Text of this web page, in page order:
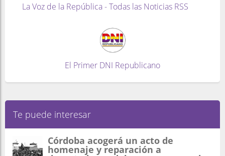
La Voz de la República - Todas las Noticias RSS
El Primer DNI Republicano
Te puede interesar
Córdoba acogerá un acto de
homenaje y reparación a